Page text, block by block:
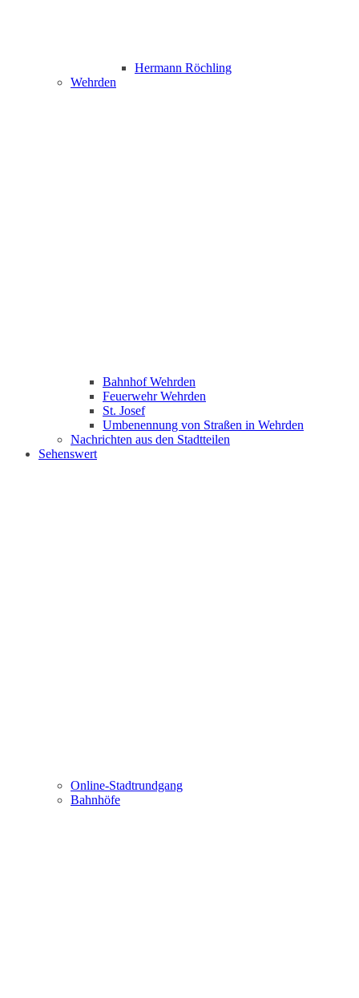
Hermann Röchling
Wehrden
Bahnhof Wehrden
Feuerwehr Wehrden
St. Josef
Umbenennung von Straßen in Wehrden
Nachrichten aus den Stadtteilen
Sehenswert
Online-Stadtrundgang
Bahnhöfe